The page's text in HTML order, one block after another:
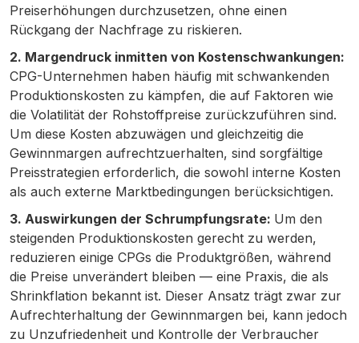
Preiserhöhungen durchzusetzen, ohne einen
Rückgang der Nachfrage zu riskieren.
2. Margendruck inmitten von Kostenschwankungen:
CPG-Unternehmen haben häufig mit schwankenden
Produktionskosten zu kämpfen, die auf Faktoren wie
die Volatilität der Rohstoffpreise zurückzuführen sind.
Um diese Kosten abzuwägen und gleichzeitig die
Gewinnmargen aufrechtzuerhalten, sind sorgfältige
Preisstrategien erforderlich, die sowohl interne Kosten
als auch externe Marktbedingungen berücksichtigen.
3. Auswirkungen der Schrumpfungsrate: Um den
steigenden Produktionskosten gerecht zu werden,
reduzieren einige CPGs die Produktgrößen, während
die Preise unverändert bleiben — eine Praxis, die als
Shrinkflation bekannt ist. Dieser Ansatz trägt zwar zur
Aufrechterhaltung der Gewinnmargen bei, kann jedoch
zu Unzufriedenheit und Kontrolle der Verbraucher